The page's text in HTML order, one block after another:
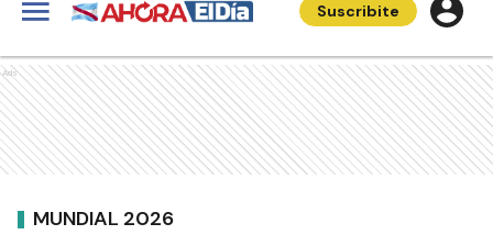
Suscribite
Ads
MUNDIAL 2026